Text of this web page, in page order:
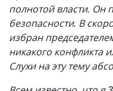
полнотой власти. Он
безопасности. В
избран
никакого конфликта
Слухи на эту тему